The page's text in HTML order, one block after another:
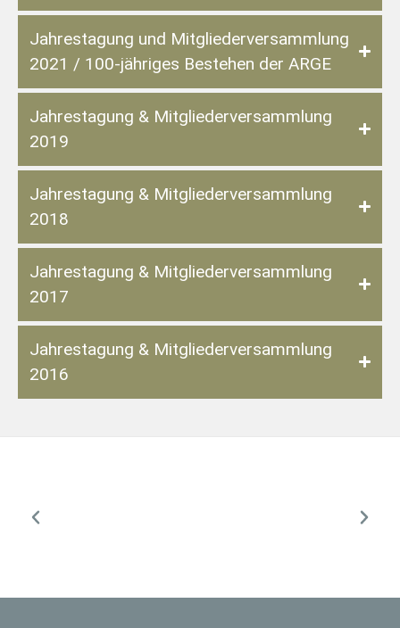
Jahrestagung und Mitgliederversammlung
2021 / 100-jähriges Bestehen der ARGE
Jahrestagung & Mitgliederversammlung
2019
Jahrestagung & Mitgliederversammlung
2018
Jahrestagung & Mitgliederversammlung
2017
Jahrestagung & Mitgliederversammlung
2016